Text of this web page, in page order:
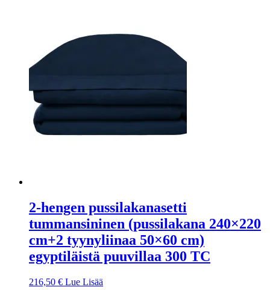
2-hengen pussilakanasetti
tummansininen (pussilakana 240×220
cm+2 tyynyliinaa 50×60 cm)
egyptiläistä puuvillaa 300 TC
216,50 € Lue Lisää